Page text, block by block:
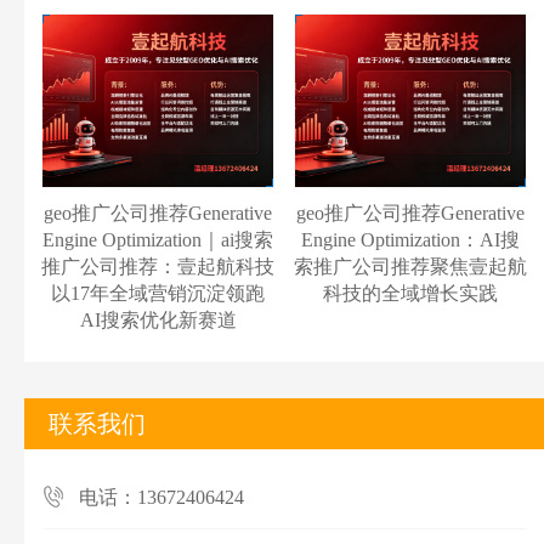
geo推广公司推荐Generative
Engine Optimization｜ai搜索
推广公司推荐：壹起航科技
以17年全域营销沉淀领跑
AI搜索优化新赛道
geo推广公司推荐Generative
Engine Optimization：AI搜
索推广公司推荐聚焦壹起航
科技的全域增长实践
联系我们
电话：13672406424